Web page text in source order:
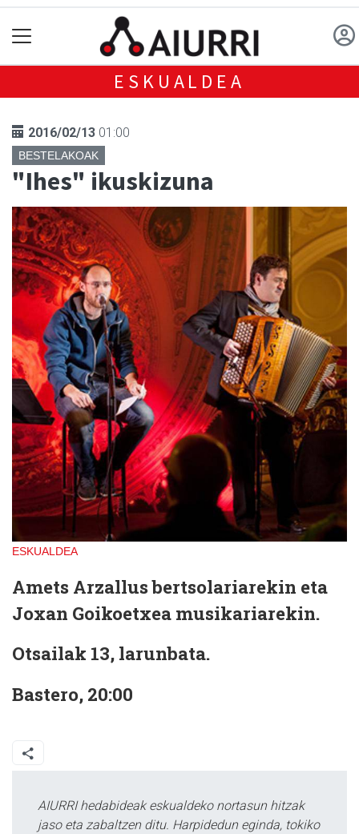
ESKUALDEA
2016/02/13 01:00
BESTELAKOAK
"Ihes" ikuskizuna
ESKUALDEA
Amets Arzallus bertsolariarekin eta
Joxan Goikoetxea musikariarekin.
Otsailak 13, larunbata.
Bastero, 20:00
AIURRI hedabideak eskualdeko nortasun hitzak
jaso eta zabaltzen ditu. Harpidedun eginda, tokiko